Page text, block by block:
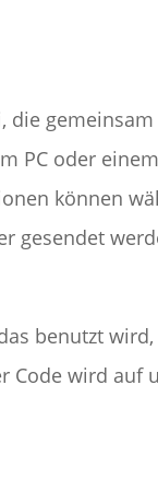
die
PC oder
können
gesendet
benutzt
wird auf